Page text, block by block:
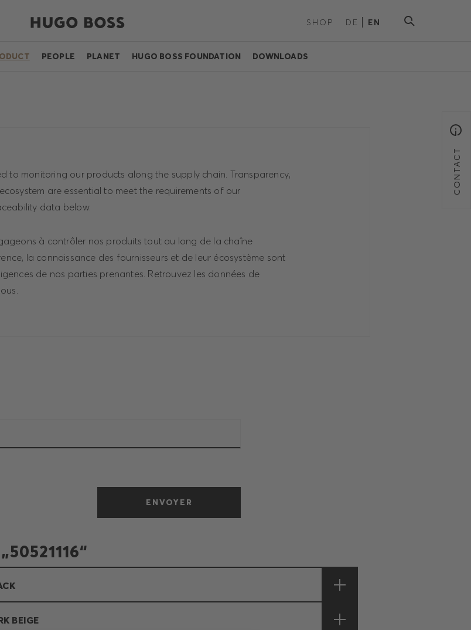
CONTACT
SHOP DE EN
PEOPLE PLANET HUGO BOSS FOUNDATION DOWNLOADS
to monitoring our products along the supply chain. Transparency,
are essential to meet the requirements of our
data below.
à contrôler nos produits tout au long de la chaîne
la connaissance des fournisseurs et de leur écosystème sont
de nos parties prenantes. Retrouvez les données de
ENVOYER
BEIGE